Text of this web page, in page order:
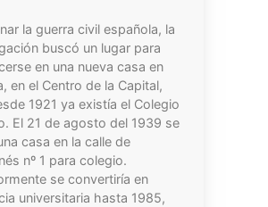
la guerra civil española, la
buscó un lugar para
en una nueva casa en
en el Centro de la Capital,
1921 ya existía el Colegio
El 21 de agosto del 1939 se
casa en la calle de
nº 1 para colegio.
se convertiría en
universitaria hasta 1985,